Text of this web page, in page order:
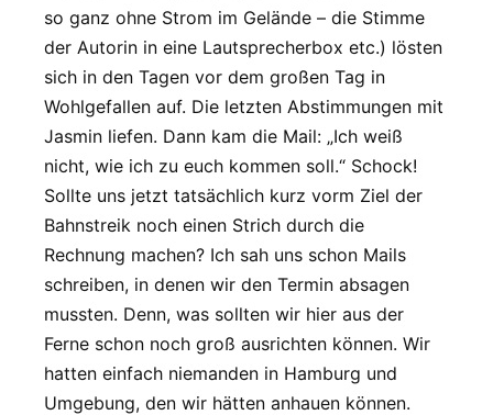
so ganz ohne Strom im Gelände – die Stimme
der Autorin in eine Lautsprecherbox etc.) lösten
sich in den Tagen vor dem großen Tag in
Wohlgefallen auf. Die letzten Abstimmungen mit
Jasmin liefen. Dann kam die Mail: „Ich weiß
nicht, wie ich zu euch kommen soll.“ Schock!
Sollte uns jetzt tatsächlich kurz vorm Ziel der
Bahnstreik noch einen Strich durch die
Rechnung machen? Ich sah uns schon Mails
schreiben, in denen wir den Termin absagen
mussten. Denn, was sollten wir hier aus der
Ferne schon noch groß ausrichten können. Wir
hatten einfach niemanden in Hamburg und
Umgebung, den wir hätten anhauen können.